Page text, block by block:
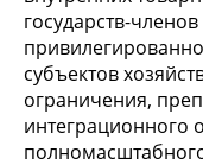
государств-
субъектов
ограничения,
интеграционного